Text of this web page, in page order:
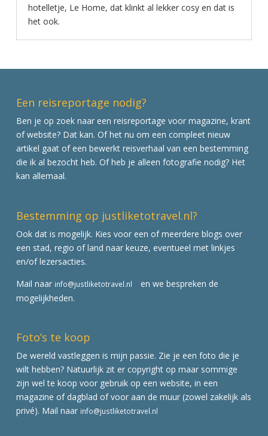
hotelletje, Le Home, dat klinkt al lekker cosy en dat is
het ook.
Een reisreportage nodig?
Ben je op zoek naar een reisreportage voor magazine, krant
of website? Dat kan. Of het nu om een compleet nieuw
artikel gaat of een bewerkt reisverhaal van een bestemming
die ik al bezocht heb. Of heb je alleen fotografie nodig? Het
kan allemaal.
Bestemming op justliketotravel.nl?
Ook dat is mogelijk. Kies voor een of meerdere blogs over
een stad, regio of land naar keuze, eventueel met linkjes
en/of lezersacties.
Mail naar info@justliketotravel.nl
en we bespreken de
mogelijkheden.
Foto’s te koop
De wereld vastleggen is mijn passie. Zie je een foto die je
wilt hebben? Natuurlijk zit er copyright op maar sommige
zijn wel te koop voor gebruik op een website, in een
magazine of dagblad of voor aan de muur (zowel zakelijk als
privé). Mail naar info@justliketotravel.nl